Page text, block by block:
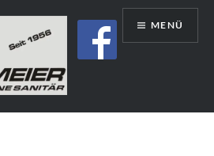
| Natursteine |
MENÜ